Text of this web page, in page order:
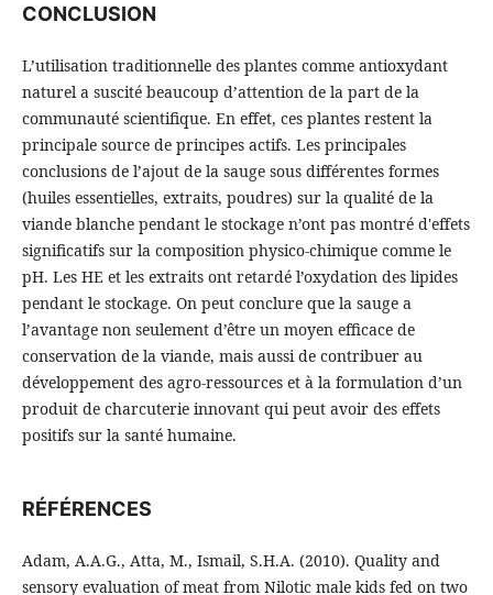
CONCLUSION
L’utilisation traditionnelle des plantes comme antioxydant
naturel a suscité beaucoup d’attention de la part de la
communauté scientifique. En effet, ces plantes restent la
principale source de principes actifs. Les principales
conclusions de l’ajout de la sauge sous différentes formes
(huiles essentielles, extraits, poudres) sur la qualité de la
viande blanche pendant le stockage n’ont pas montré d'effets
significatifs sur la composition physico-chimique comme le
pH. Les HE et les extraits ont retardé l’oxydation des lipides
pendant le stockage. On peut conclure que la sauge a
l’avantage non seulement d’être un moyen efficace de
conservation de la viande, mais aussi de contribuer au
développement des agro-ressources et à la formulation d’un
produit de charcuterie innovant qui peut avoir des effets
positifs sur la santé humaine.
RÉFÉRENCES
Adam, A.A.G., Atta, M., Ismail, S.H.A. (2010). Quality and
sensory evaluation of meat from Nilotic male kids fed on two